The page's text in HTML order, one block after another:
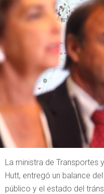
La ministra de Transportes
Hutt, entregó un balance
público y el estado del